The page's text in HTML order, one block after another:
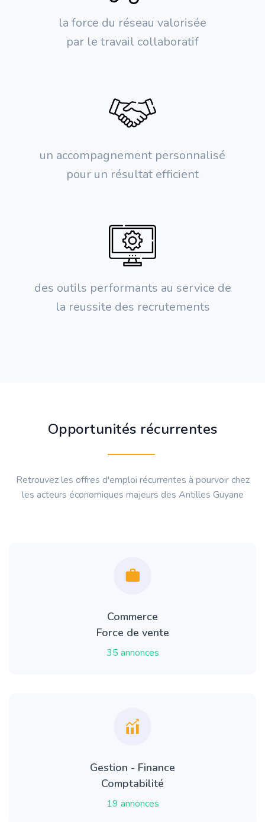
la force du réseau valorisée
par le travail collaboratif
un accompagnement personnalisé
pour un résultat efficient
des outils performants au service de
la reussite des recrutements
Opportunités récurrentes
Retrouvez les offres d'emploi récurrentes à pourvoir chez
les acteurs économiques majeurs des Antilles Guyane
Commerce
Force de vente
35 annonces
Gestion - Finance
Comptabilité
19 annonces